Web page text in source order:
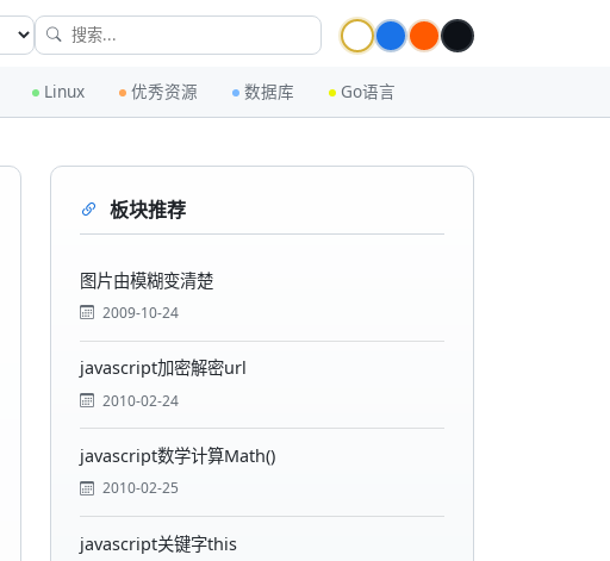
Linux 优秀资源 数据库 Go语言
板块推荐
图片由模糊变清楚
2009-10-24
javascript加密解密url
2010-02-24
javascript数学计算Math()
2010-02-25
javascript关键字this